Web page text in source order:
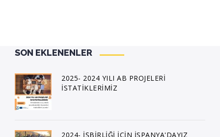
SON EKLENENLER
2025- 2024 YILI AB PROJELERİ
İSTATİKLERİMİZ
2024- İŞBİRLİĞİ İÇİN İSPANYA'DAYIZ